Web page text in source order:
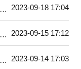
2023-09-18 17:04
2023-09-15 17:12
2023-09-14 17:03